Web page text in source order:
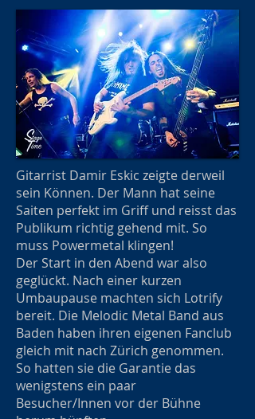
Gitarrist Damir Eskic zeigte derweil
sein Können. Der Mann hat seine
Saiten perfekt im Griff und reisst das
Publikum richtig gehend mit. So
muss Powermetal klingen!
Der Start in den Abend war also
geglückt. Nach einer kurzen
Umbaupause machten sich Lotrify
bereit. Die Melodic Metal Band aus
Baden haben ihren eigenen Fanclub
gleich mit nach Zürich genommen.
So hatten sie die Garantie das
wenigstens ein paar
Besucher/Innen vor der Bühne